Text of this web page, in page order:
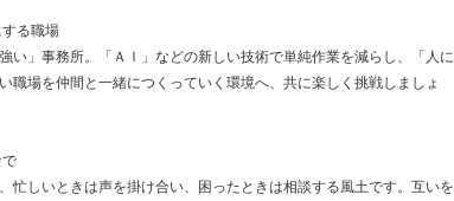
る職場
い」事務所。「ＡＩ」などの新しい技術で単純作業を減らし、「人に
職場を仲間と一緒につくっていく環境へ、共に楽しく挑戦しましょ
忙しいときは声を掛け合い、困ったときは相談する風土です。互いを